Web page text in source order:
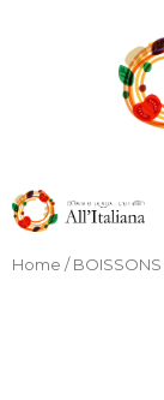
Home / BOISSONS